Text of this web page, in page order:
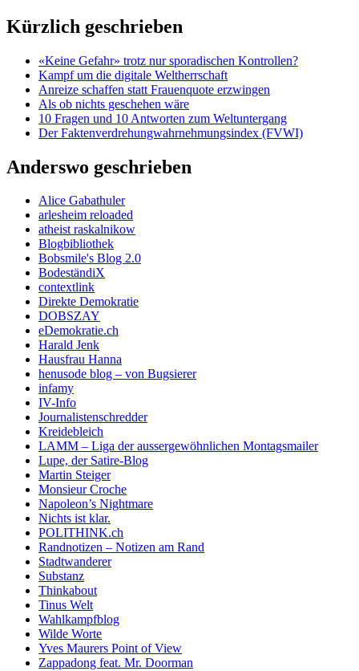
Kürzlich geschrieben
«Keine Gefahr» trotz nur sporadischen Kontrollen?
Kampf um die digitale Weltherrschaft
Anreize schaffen statt Frauenquote erzwingen
Als ob nichts geschehen wäre
10 Fragen und 10 Antworten zum Weltuntergang
Der Faktenverdrehungwahrnehmungsindex (FVWI)
Anderswo geschrieben
Alice Gabathuler
arlesheim reloaded
atheist raskalnikow
Blogbibliothek
Bobsmile's Blog 2.0
BodeständiX
contextlink
Direkte Demokratie
DOBSZAY
eDemokratie.ch
Harald Jenk
Hausfrau Hanna
henusode blog – von Bugsierer
infamy
IV-Info
Journalistenschredder
Kreidebleich
LAMM – Liga der aussergewöhnlichen Montagsmailer
Lupe, der Satire-Blog
Martin Steiger
Monsieur Croche
Napoleon’s Nightmare
Nichts ist klar.
POLITHINK.ch
Randnotizen – Notizen am Rand
Stadtwanderer
Substanz
Thinkabout
Tinus Welt
Wahlkampfblog
Wilde Worte
Yves Maurers Point of View
Zappadong feat. Mr. Doorman